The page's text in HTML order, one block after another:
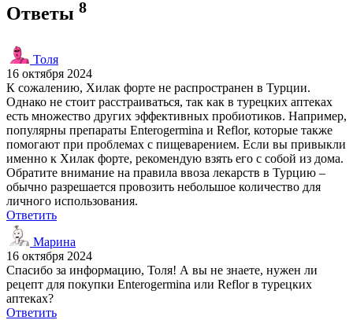
Ответы 8
Толя
16 октября 2024
К сожалению, Хилак форте не распространен в Турции.
Однако не стоит расстраиваться, так как в турецких аптеках
есть множество других эффективных пробиотиков. Например,
популярны препараты Enterogermina и Reflor, которые также
помогают при проблемах с пищеварением. Если вы привыкли
именно к Хилак форте, рекомендую взять его с собой из дома.
Обратите внимание на правила ввоза лекарств в Турцию –
обычно разрешается провозить небольшое количество для
личного использования.
Ответить
Марина
16 октября 2024
Спасибо за информацию, Толя! А вы не знаете, нужен ли
рецепт для покупки Enterogermina или Reflor в турецких
аптеках?
Ответить